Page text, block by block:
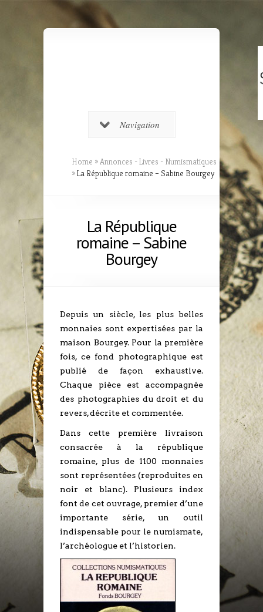
Navigation
Home »Annonces - Livres - Numismatiques
»La République romaine – Sabine Bourgey
La République
romaine – Sabine
Bourgey
Depuis un siècle, les plus belles
monnaies sont expertisées par la
maison Bourgey. Pour la première
fois, ce fond photographique est
publié de façon exhaustive.
Chaque pièce est accompagnée
des photographies du droit et du
revers, décrite et commentée.
Dans cette première livraison
consacrée à la république
romaine, plus de 1100 monnaies
sont représentées (reproduites en
noir et blanc). Plusieurs index
font de cet ouvrage, premier d’une
importante série, un outil
indispensable pour le numismate,
l’archéologue et l’historien.